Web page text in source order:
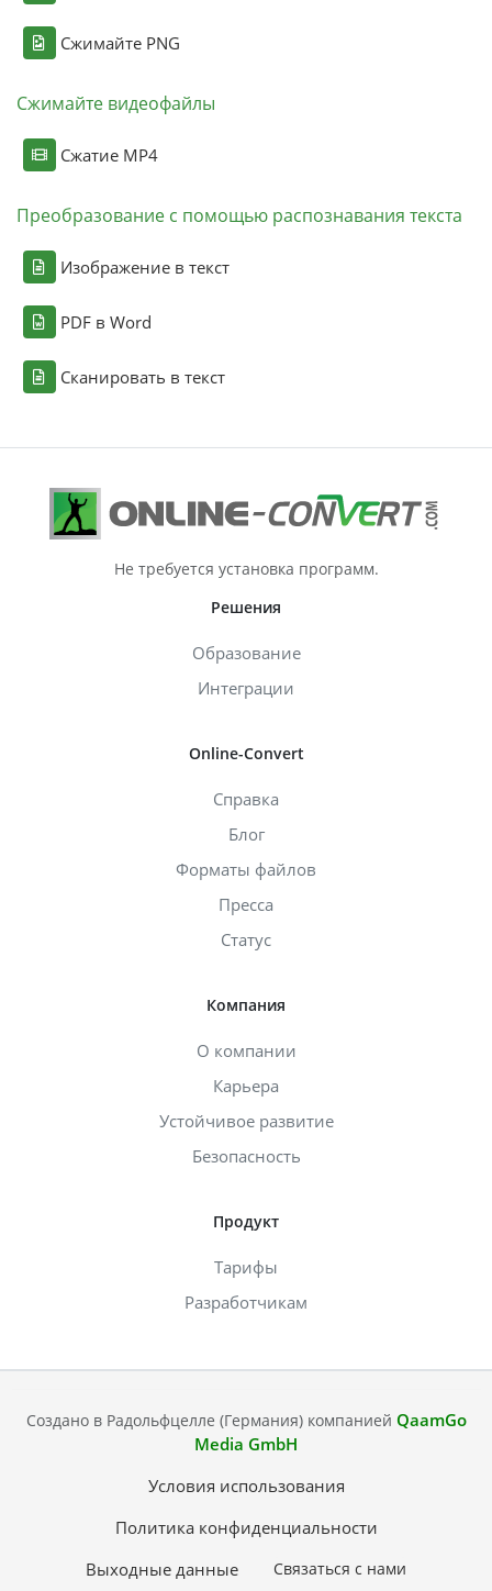
Сжимайте PNG
Сжимайте видеофайлы
Сжатие MP4
Преобразование с помощью распознавания текста
Изображение в текст
PDF в Word
Сканировать в текст
Не требуется установка программ.
Решения
Образование
Интеграции
Online-Convert
Справка
Блог
Форматы файлов
Пресса
Статус
Компания
О компании
Карьера
Устойчивое развитие
Безопасность
Продукт
Тарифы
Разработчикам
Создано в Радольфцелле (Германия) компанией QaamGo
Media GmbH
Условия использования
Политика конфиденциальности
Выходные данные
Связаться с нами